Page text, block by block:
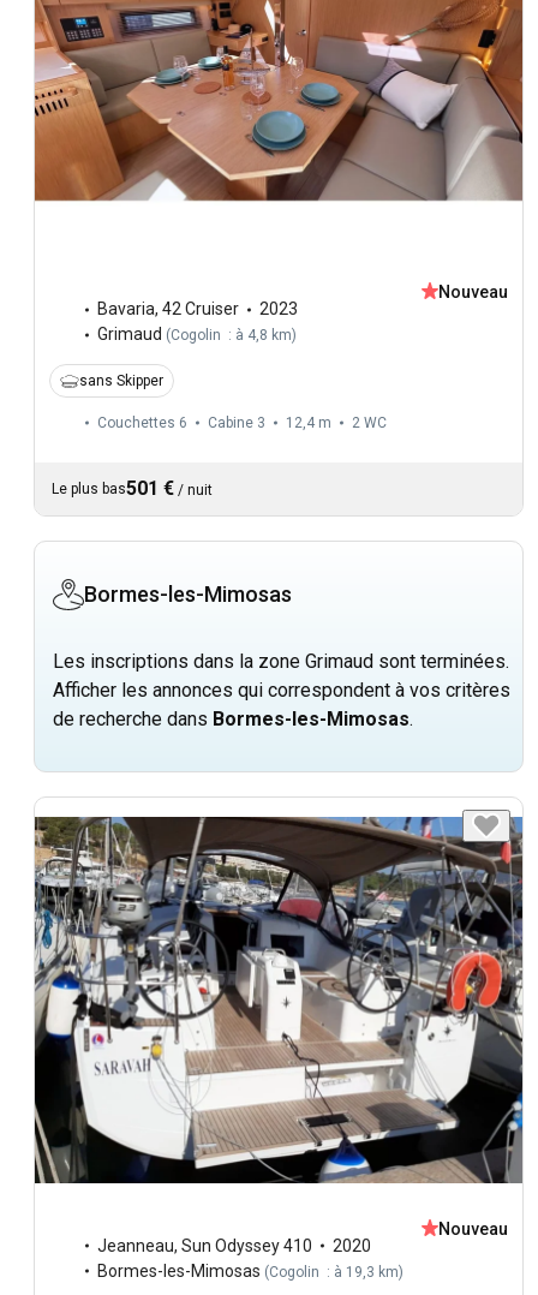
Bavaria, 42 Cruiser
2023
Grimaud (Cogolin : à 4,8 km)
Nouveau
sans Skipper
Couchettes 6 Cabine 3 12,4 m 2 WC
Le plus bas501 € / nuit
Bormes-les-Mimosas
Les inscriptions dans la zone Grimaud sont terminées.
Afficher les annonces qui correspondent à vos critères
de recherche dans Bormes-les-Mimosas.
Jeanneau, Sun Odyssey 410
2020
Bormes-les-Mimosas (Cogolin : à 19,3 km)
Nouveau